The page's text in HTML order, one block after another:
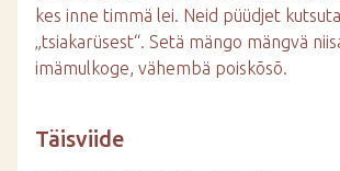
kes inne timmä lei. Neid püüdjet
„tsiakarüsest“. Setä mängo mängvä
imämulkoge, vähembä poiskõsõ.
Täisviide